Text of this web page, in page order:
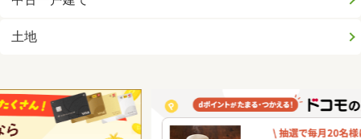
土地